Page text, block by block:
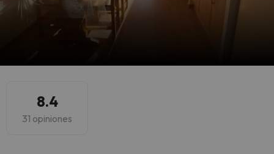
8.4
31 opiniones